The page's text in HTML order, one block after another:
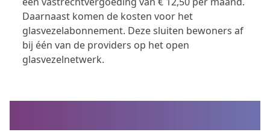
Daarnaast komen de kosten voor het
glasvezelabonnement. Deze sluiten bewoners af
bij één van de providers op het open
glasvezelnetwerk.